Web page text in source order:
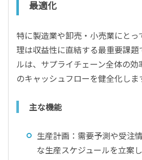
最適化
特に製造業や卸売・小売業にとっ
理は収益性に直結する最重要課題
ルは、サプライチェーン全体の
のキャッシュフローを健全化しま
主な機能
生産計画：需要予測や受注
な生産スケジュールを立案し